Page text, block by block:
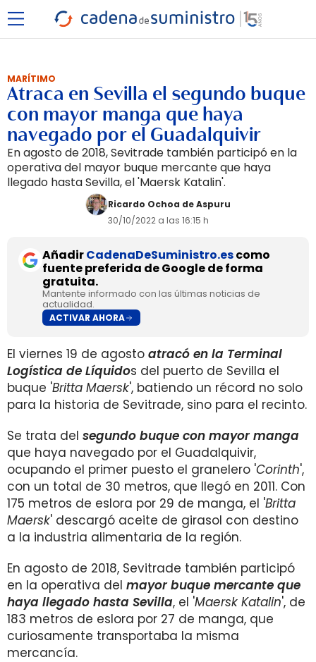
MARÍTIMO
Atraca en Sevilla el segundo buque
con mayor manga que haya
navegado por el Guadalquivir
En agosto de 2018, Sevitrade también participó en la
operativa del mayor buque mercante que haya
llegado hasta Sevilla, el 'Maersk Katalin'.
Ricardo Ochoa de Aspuru
30/10/2022 a las 16:15 h
AñadirCadenaDeSuministro.escomo
fuente preferida de Google de forma
gratuita.
Mantente informado con las últimas noticias de
actualidad.
ACTIVAR AHORA
El viernes 19 de agosto atracó en la Terminal
Logística de Líquidos del puerto de Sevilla el
buque 'Britta Maersk', batiendo un récord no solo
para la historia de Sevitrade, sino para el recinto.
Se trata del segundo buque con mayor manga
que haya navegado por el Guadalquivir,
ocupando el primer puesto el granelero 'Corinth',
con un total de 30 metros, que llegó en 2011. Con
175 metros de eslora por 29 de manga, el 'Britta
Maersk' descargó aceite de girasol con destino
a la industria alimentaria de la región.
En agosto de 2018, Sevitrade también participó
en la operativa del mayor buque mercante que
haya llegado hasta Sevilla, el 'Maersk Katalin', de
183 metros de eslora por 27 de manga, que
curiosamente transportaba la misma
mercancía.